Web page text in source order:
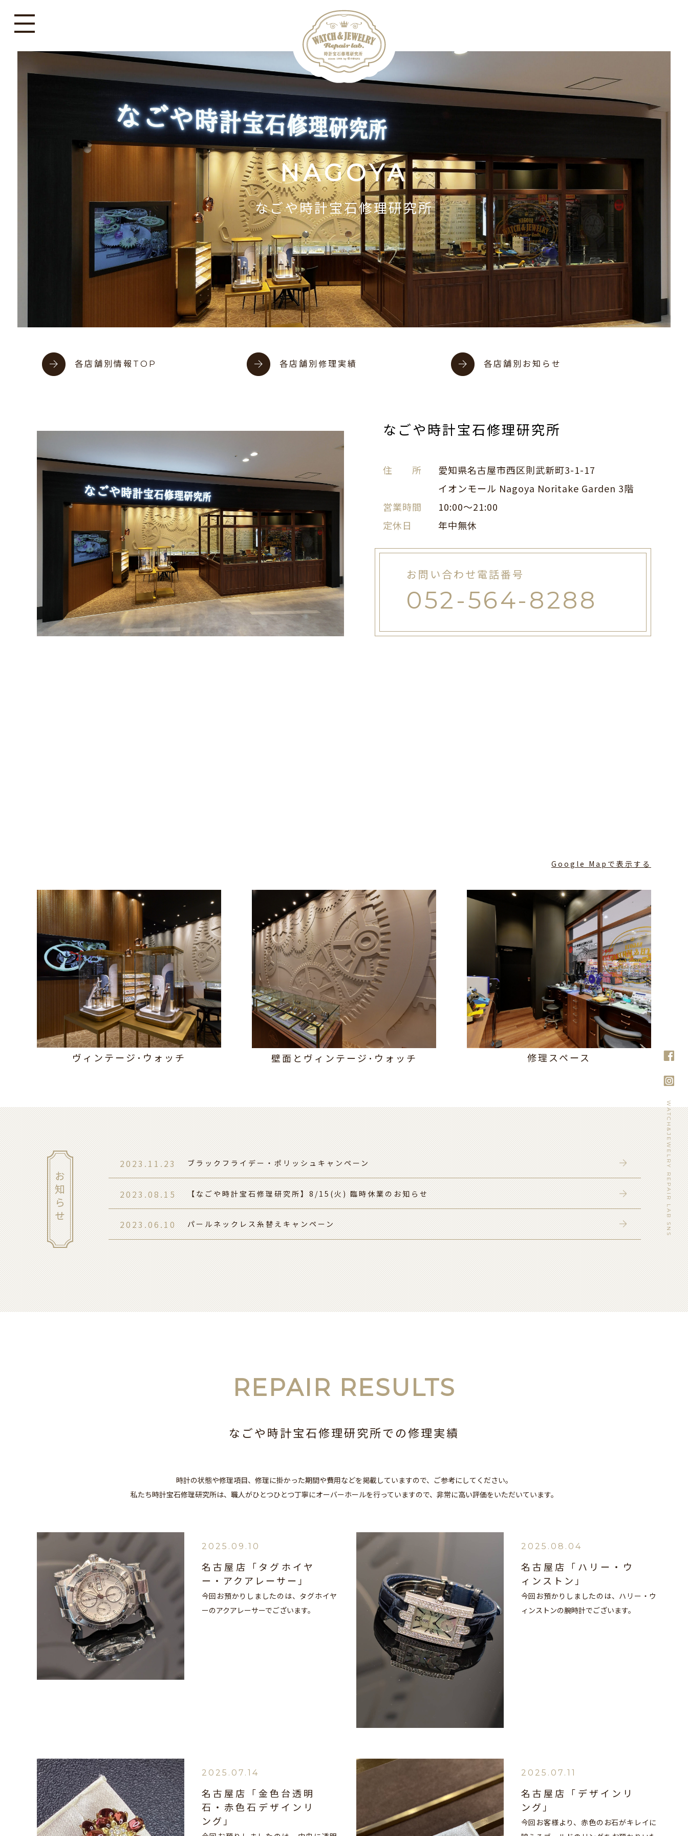
NAGOYA
なごや時計宝石修理研究所
各店舗別情報TOP 各店舗別修理実績 各店舗別お知らせ
なごや時計宝石修理研究所
住 所
愛知県名古屋市西区則武新町3-1-17
イオンモール Nagoya Noritake Garden 3階
営業時間
10:00～21:00
定休日
年中無休
お問い合わせ電話番号
052-564-8288
Google Mapで表示する
ヴィンテージ･ウォッチ 壁面とヴィンテージ･ウォッチ 修理スペース
2023.11.23 ブラックフライデー・ポリッシュキャンペーン
2023.08.15 【なごや時計宝石修理研究所】8/15(火) 臨時休業のお知らせ
2023.06.10 パールネックレス糸替えキャンペーン
REPAIR RESULTS
なごや時計宝石修理研究所での修理実績
時計の状態や修理項目、修理に掛かった期間や費用などを掲載していますので、ご参考にしてください。
私たち時計宝石修理研究所は、職人がひとつひとつ丁寧にオーバーホールを行っていますので、非常に高い評価をいただいています。
2025.09.10
名古屋店「タグホイヤ
ー・アクアレーサー」
今回お預かりしましたのは、タグホイヤ
ーのアクアレーサーでございます。
2025.08.04
名古屋店「ハリー・ウ
ィンストン」
今回お預かりしましたのは、ハリー・ウ
ィンストンの腕時計でございます。
2025.07.14
名古屋店「金色台透明
石・赤色石デザインリ
ング」
2025.07.11
名古屋店「デザインリ
ング」
今回お客様より、赤色のお石がキレイに
WATCH&JEWELRY REPAIR LAB SNS